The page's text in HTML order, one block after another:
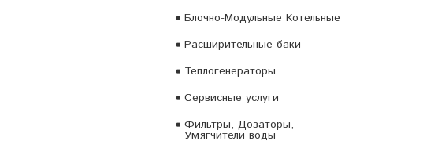
Блочно-Модульные Котельные
Расширительные баки
Теплогенераторы
Сервисные услуги
Фильтры, Дозаторы,
Умягчители воды